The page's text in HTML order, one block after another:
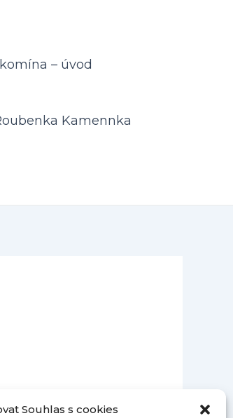
Souhlas s cookies
– úvod
Kamennka